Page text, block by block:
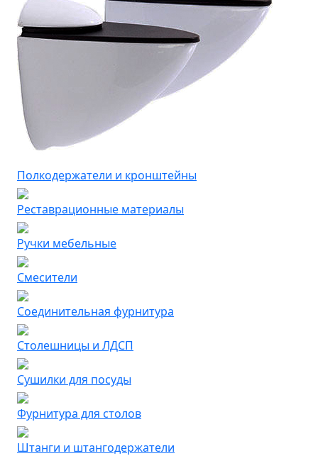
Полкодержатели и кронштейны
Реставрационные материалы
Ручки мебельные
Смесители
Соединительная фурнитура
Столешницы и ЛДСП
Сушилки для посуды
Фурнитура для столов
Штанги и штангодержатели